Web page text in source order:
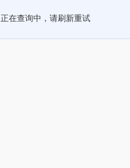
正在查询中，请刷新重试